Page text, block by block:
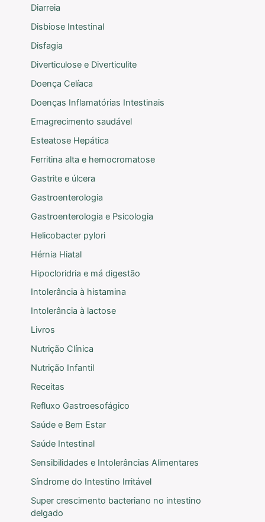
Diarreia
Disbiose Intestinal
Disfagia
Diverticulose e Diverticulite
Doença Celíaca
Doenças Inflamatórias Intestinais
Emagrecimento saudável
Esteatose Hepática
Ferritina alta e hemocromatose
Gastrite e úlcera
Gastroenterologia
Gastroenterologia e Psicologia
Helicobacter pylori
Hérnia Hiatal
Hipocloridria e má digestão
Intolerância à histamina
Intolerância à lactose
Livros
Nutrição Clínica
Nutrição Infantil
Receitas
Refluxo Gastroesofágico
Saúde e Bem Estar
Saúde Intestinal
Sensibilidades e Intolerâncias Alimentares
Síndrome do Intestino Irritável
Super crescimento bacteriano no intestino
delgado